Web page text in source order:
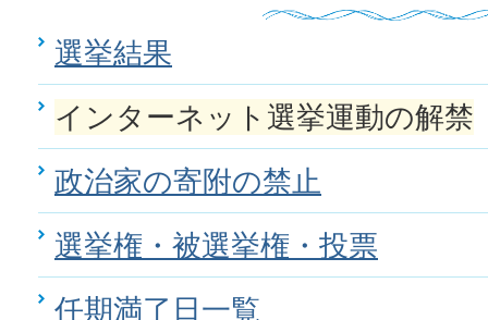
選挙結果
インターネット選挙運動の解禁
政治家の寄附の禁止
選挙権・被選挙権・投票
任期満了日一覧